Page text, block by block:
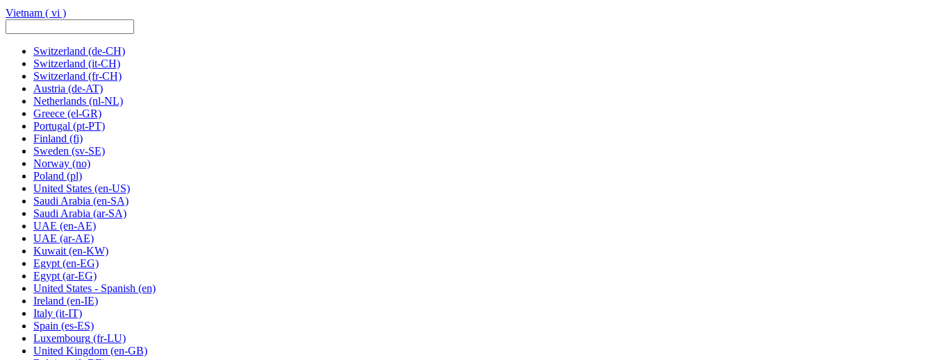
Vietnam ( vi )
Switzerland (de-CH)
Switzerland (it-CH)
Switzerland (fr-CH)
Austria (de-AT)
Netherlands (nl-NL)
Greece (el-GR)
Portugal (pt-PT)
Finland (fi)
Sweden (sv-SE)
Norway (no)
Poland (pl)
United States (en-US)
Saudi Arabia (en-SA)
Saudi Arabia (ar-SA)
UAE (en-AE)
UAE (ar-AE)
Kuwait (en-KW)
Egypt (en-EG)
Egypt(ar-EG)
United States - Spanish (en)
Ireland (en-IE)
Italy (it-IT)
Spain (es-ES)
Luxembourg (fr-LU)
United Kingdom (en-GB)